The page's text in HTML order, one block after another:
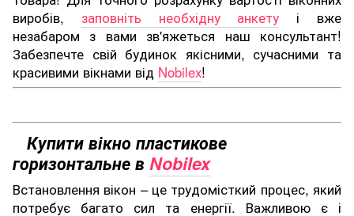
виробів, заповніть необхідну анкету і вже
незабаром з вами зв'яжеться наш консультант!
Забезпечте свій будинок якісними, сучасними та
красивими вікнами від Nobilex!
Купити вікно пластикове
горизонтальне в Nobilex
Встановлення вікон – це трудомісткий процес, який
потребує багато сил та енергії. Важливою є і